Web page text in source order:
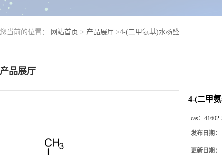
您当前的位置： 网站首页 > 产品展厅 >4-(二甲氨基)水杨醛
产品展厅
4-(二甲
cas：
发布日期：
更新日期：